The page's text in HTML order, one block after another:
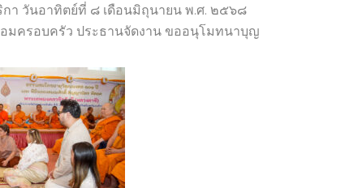
กา วันอาทิตย์ที่ ๘ เดือนมิถุนายน พ.ศ. ๒๕๖๘
มครอบครัว ประธานจัดงาน ขออนุโมทนาบุญ